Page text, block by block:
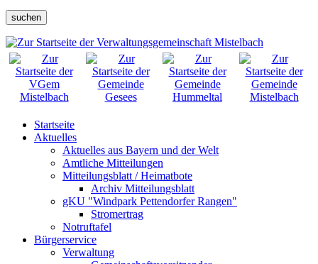
suchen
Startseite
Aktuelles
Aktuelles aus Bayern und der Welt
Amtliche Mitteilungen
Mitteilungsblatt / Heimatbote
Archiv Mitteilungsblatt
gKU "Windpark Pettendorfer Rangen"
Stromertrag
Notruftafel
Bürgerservice
Verwaltung